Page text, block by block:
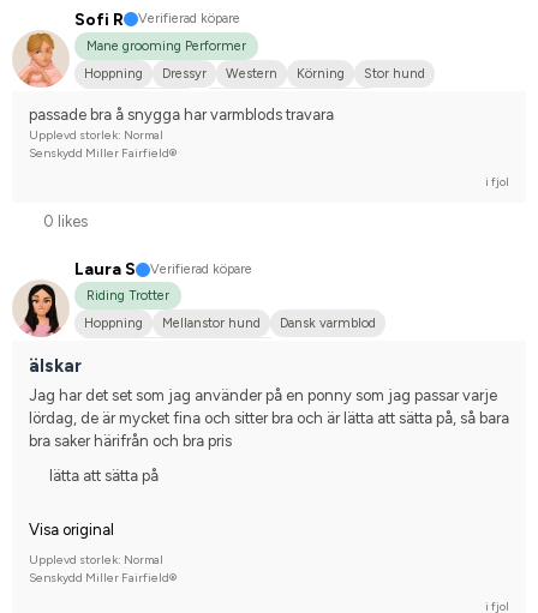
Sofi R
Verifierad köpare
Mane grooming Performer
Hoppning
Dressyr Western Körning
Stor hund
passade bra å snygga har varmblods travara
Upplevd storlek: Normal
Senskydd Miller Fairfield®
i fjol
0 likes
Laura S
Verifierad köpare
Riding Trotter
Hoppning
Mellanstor hund
Dansk varmblod
älskar
Jag har det set som jag använder på en ponny som jag passar varje
lördag, de är mycket fina och sitter bra och är lätta att sätta på, så bara
bra saker härifrån och bra pris
lätta att sätta på
Visa original
Upplevd storlek: Normal
Senskydd Miller Fairfield®
i fjol